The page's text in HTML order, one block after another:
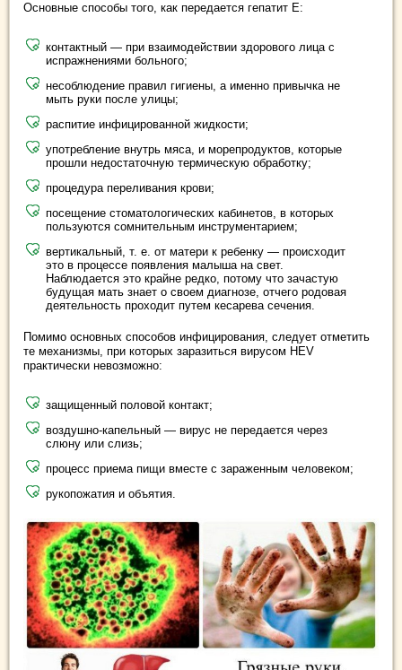
Основные способы того, как передается гепатит Е:
контактный — при взаимодействии здорового лица с
испражнениями больного;
несоблюдение правил гигиены, а именно привычка не
мыть руки после улицы;
распитие инфицированной жидкости;
употребление внутрь мяса, и морепродуктов, которые
прошли недостаточную термическую обработку;
процедура переливания крови;
посещение стоматологических кабинетов, в которых
пользуются сомнительным инструментарием;
вертикальный, т. е. от матери к ребенку — происходит
это в процессе появления малыша на свет.
Наблюдается это крайне редко, потому что зачастую
будущая мать знает о своем диагнозе, отчего родовая
деятельность проходит путем кесарева сечения.
Помимо основных способов инфицирования, следует отметить
те механизмы, при которых заразиться вирусом HEV
практически невозможно:
защищенный половой контакт;
воздушно-капельный — вирус не передается через
слюну или слизь;
процесс приема пищи вместе с зараженным человеком;
рукопожатия и объятия.